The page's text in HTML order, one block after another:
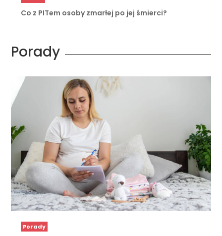
Co z PITem osoby zmarłej po jej śmierci?
Porady
Porady